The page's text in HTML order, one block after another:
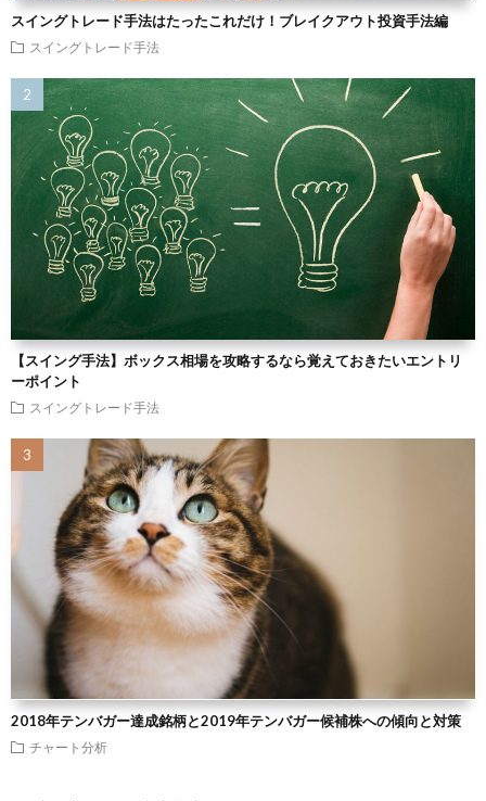
スイングトレード手法はたったこれだけ！ブレイクアウト投資手法編
スイングトレード手法
【スイング手法】ボックス相場を攻略するなら覚えておきたいエントリ
ーポイント
スイングトレード手法
2018年テンバガー達成銘柄と2019年テンバガー候補株への傾向と対策
チャート分析